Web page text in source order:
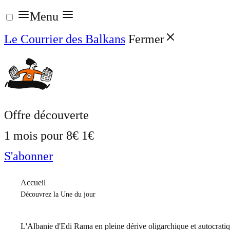
Aller
au
contenu
Menu
Le Courrier des Balkans Fermer
Offre découverte
1 mois pour 8€ 1€
S'abonner
Accueil
Découvrez la Une du jour
L'Albanie d'Edi Rama en pleine dérive oligarchique et